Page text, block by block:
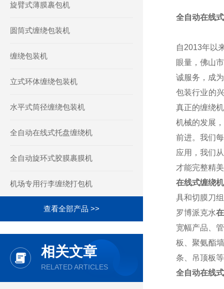
旋臂式薄膜裹包机
圆筒式缠绕包装机
缠绕包装机
立式环体缠绕包装机
水平式筒径缠绕包装机
全自动在线式托盘缠绕机
全自动旋环式胶膜裹膜机
机场专用行李缠绕打包机
查看全部产品 >>
相关文章
RELATED ARTICLES
全自动在线
自2013年以
眼量，佛山
诚服务，成
包装行业的
真正的缠绕
机械的发展
前进。我们
应用，我们
才能完整精
在线式缠绕机
具和切膜刀
罗博派克水
宽幅产品、
板、聚氨酯
条、吊顶板
全自动在线